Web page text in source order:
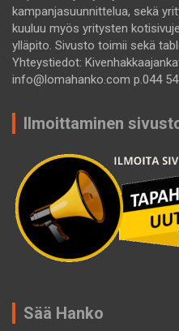
kampanjasuunnittelua, sekä
kuuluu myös yritysten
ylläpito. Sivusto toimii sekä
Yhteystiedot:
info@lomahanko.com p.044
Ilmoittaminen
Sää Hanko